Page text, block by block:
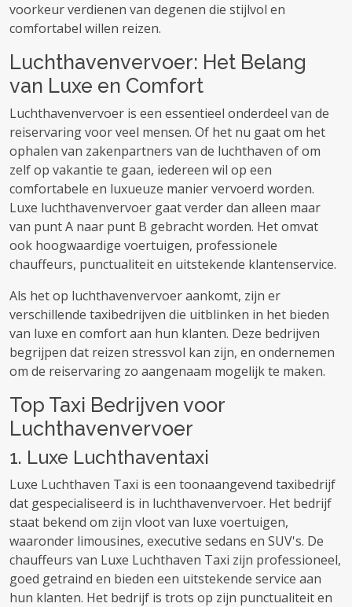
voorkeur verdienen van degenen die stijlvol en
comfortabel willen reizen.
Luchthavenvervoer: Het Belang
van Luxe en Comfort
Luchthavenvervoer is een essentieel onderdeel van de
reiservaring voor veel mensen. Of het nu gaat om het
ophalen van zakenpartners van de luchthaven of om
zelf op vakantie te gaan, iedereen wil op een
comfortabele en luxueuze manier vervoerd worden.
Luxe luchthavenvervoer gaat verder dan alleen maar
van punt A naar punt B gebracht worden. Het omvat
ook hoogwaardige voertuigen, professionele
chauffeurs, punctualiteit en uitstekende klantenservice.
Als het op luchthavenvervoer aankomt, zijn er
verschillende taxibedrijven die uitblinken in het bieden
van luxe en comfort aan hun klanten. Deze bedrijven
begrijpen dat reizen stressvol kan zijn, en ondernemen
om de reiservaring zo aangenaam mogelijk te maken.
Top Taxi Bedrijven voor
Luchthavenvervoer
1. Luxe Luchthaventaxi
Luxe Luchthaven Taxi is een toonaangevend taxibedrijf
dat gespecialiseerd is in luchthavenvervoer. Het bedrijf
staat bekend om zijn vloot van luxe voertuigen,
waaronder limousines, executive sedans en SUV's. De
chauffeurs van Luxe Luchthaven Taxi zijn professioneel,
goed getraind en bieden een uitstekende service aan
hun klanten. Het bedrijf is trots op zijn punctualiteit en